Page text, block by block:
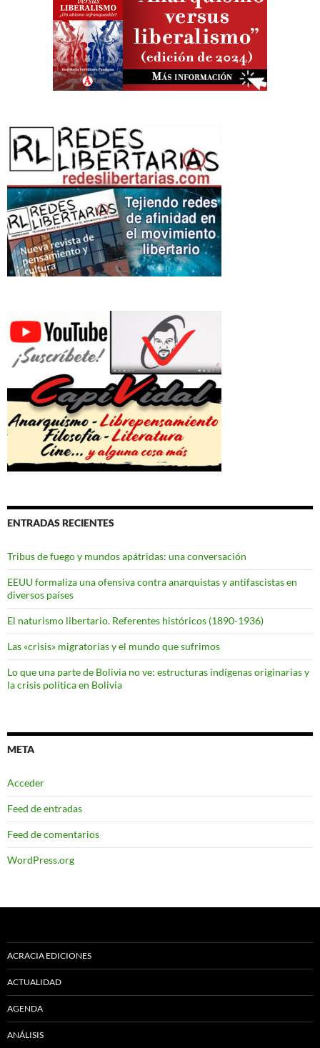
ENTRADAS RECIENTES
Tribus de fuego y mundos apátridas: una conversación
EEUU formaliza una ofensiva contra anarquistas y antifascistas en
diversos países
El naturismo libertario. Referentes históricos (1890-1936)
Las «crisis» migratorias y el mundo que sufrimos
Lo que una parte de Bolivia no ve: estructuras indígenas originarias y
la crisis política en Bolivia
META
Acceder
Feed de entradas
Feed de comentarios
WordPress.org
ACRACIA EDICIONES
ACTUALIDAD
AGENDA
ANÁLISIS